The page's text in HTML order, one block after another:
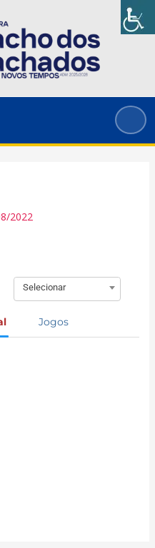
2022
Selecionar
Jogos